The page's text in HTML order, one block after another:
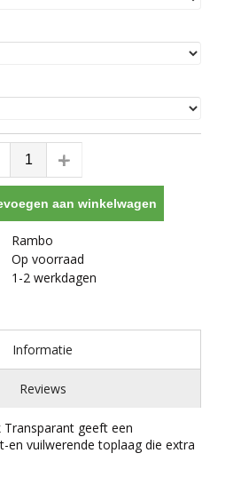
aan winkelwagen
Rambo
Op voorraad
1-2 werkdagen
Informatie
Reviews
geeft een
en vuilwerende toplaag die extra